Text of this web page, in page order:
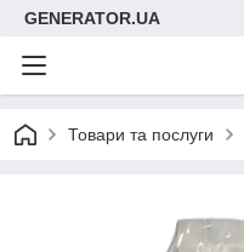
GENERATOR.UA
Товари та послуги